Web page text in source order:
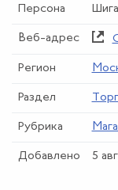
Персона
Веб-адрес
Регион
Раздел
Рубрика
Добавлено 5